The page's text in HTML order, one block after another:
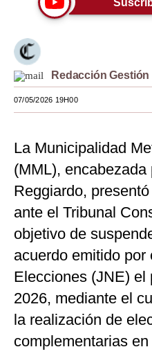
Moda
Mundo
EEUU
México
España
Internacional
Tecnología
Mix
G de Gestión
Notas Contratadas
Podcast
Redacción Gestión
07/05/2026 19H00
La Municipalidad
(MML),
Reggiardo,
ante el Tribunal
objetivo de
acuerdo emitido
Elecciones (JNE) el
2026, mediante el
la realización de
complementarias